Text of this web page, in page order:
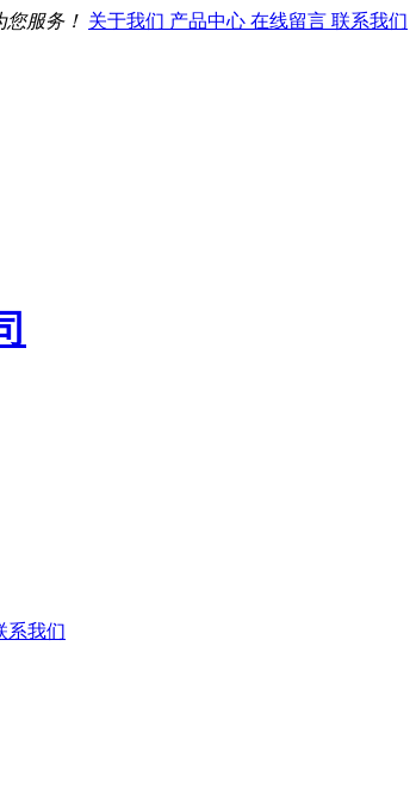
服务！ 关于我们 产品中心 在线留言 联系我们
系我们